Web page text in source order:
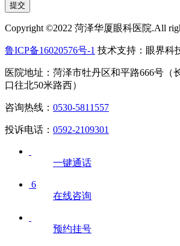
提交
Copyright ©2022 菏泽华厦眼科医院.All
鲁ICP备16020576号-1 技术支持：眼界科
医院地址：菏泽市牡丹区和平路666号（
口往北50米路西）
咨询热线： 0530-5811557
投诉电话： 0592-2109301
一键通话
6
在线咨询
预约挂号